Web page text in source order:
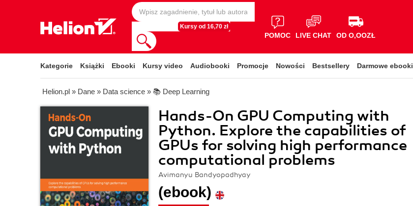
Kursy od 16,70 zł
POMOC LIVE CHAT OD O,OOZŁ
Kategorie Książki Ebooki Kursy video Audiobooki Promocje Nowości Bestsellery Darmowe ebooki
Helion.pl » Dane » Data science » 📚 Deep Learning
Hands-On GPU Computing with
Python. Explore the capabilities of
GPUs for solving high performance
computational problems
Avimanyu Bandyopadhyay
(ebook)